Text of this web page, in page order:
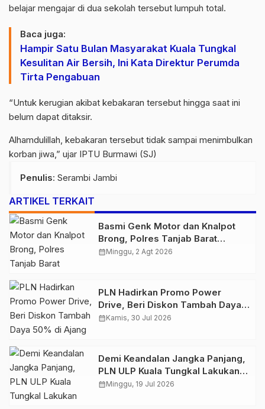
belajar mengajar di dua sekolah tersebut lumpuh total.
Baca juga:
Hampir Satu Bulan Masyarakat Kuala Tungkal
Kesulitan Air Bersih, Ini Kata Direktur Perumda
Tirta Pengabuan
“Untuk kerugian akibat kebakaran tersebut hingga saat ini
belum dapat ditaksir.
Alhamdulillah, kebakaran tersebut tidak sampai menimbulkan
korban jiwa,” ujar IPTU Burmawi (SJ)
Penulis: Serambi Jambi
ARTIKEL TERKAIT
Basmi Genk Motor dan Knalpot
Brong, Polres Tanjab Barat
Amankan Belasan Kendaraan
calendar_monthMinggu, 2 Agt 2026
PLN Hadirkan Promo Power
Drive, Beri Diskon Tambah Daya
50% di Ajang GIIAS 2026
calendar_monthKamis, 30 Jul 2026
Demi Keandalan Jangka Panjang,
PLN ULP Kuala Tungkal Lakukan
Pemeliharaan Jaringan Berkala
calendar_monthMinggu, 19 Jul 2026